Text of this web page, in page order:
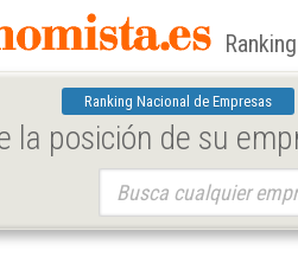
Ranking Nacional de Empresas
la posición de su